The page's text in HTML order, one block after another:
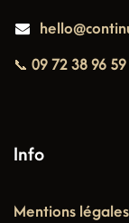
📞 09 72 38 96 59
Info
Mentions légales